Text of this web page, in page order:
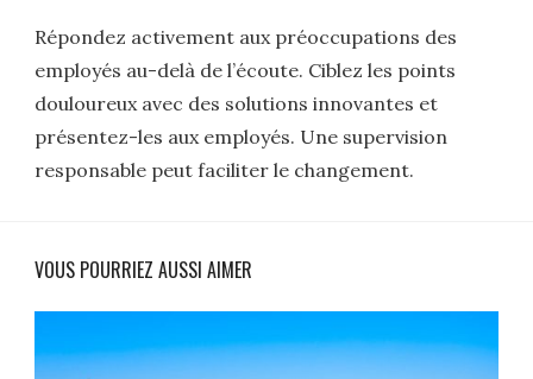
Répondez activement aux préoccupations des
employés au-delà de l’écoute. Ciblez les points
douloureux avec des solutions innovantes et
présentez-les aux employés. Une supervision
responsable peut faciliter le changement.
VOUS POURRIEZ AUSSI AIMER